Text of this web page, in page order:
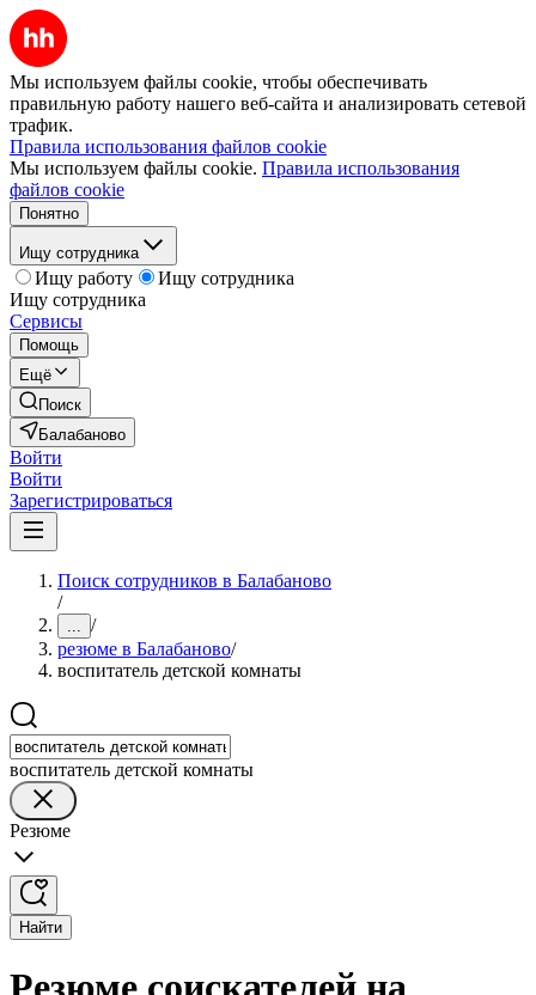
Мы используем файлы cookie, чтобы обеспечивать
правильную работу нашего веб-сайта и анализировать сетевой
трафик.
Правила использования файлов cookie
Мы используем файлы cookie. Правила использования
файлов cookie
Понятно
Ищу сотрудника
Ищу работу
Ищу сотрудника
Ищу сотрудника
Сервисы
Помощь
Ещё
Поиск
Балабаново
Войти
Войти
Зарегистрироваться
Поиск сотрудников в Балабаново
/
... /
резюме в Балабаново/
воспитатель детской комнаты
воспитатель детской комнаты
Резюме
Найти